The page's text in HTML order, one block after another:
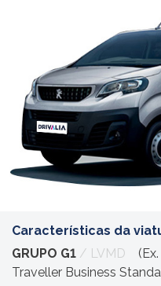
Características da
GRUPO G1 / LVMD (Ex.
Traveller Business